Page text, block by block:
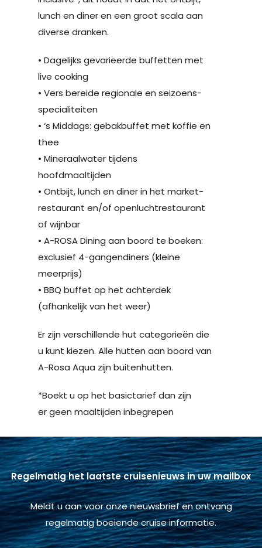
• Ontbijt, lunch en diner in het market-
of wijnbar
• A-ROSA Dining aan boord te boeken:
exclusief 4-gangendiners (kleine
meerprijs)
• BBQ buffet op het achterdek
(afhankelijk van het weer)
Er zijn verschillende hut categorieën die
u kunt kiezen. Alle hutten aan boord van
A-Rosa Aqua zijn buitenhutten.
*Boekt u op het basictarief dan zijn
er geen maaltijden inbegrepen
Regelmatig het laatste cruisenieuws in uw mailbox
Meldt u aan voor onze nieuwsbrief en ontvang
regelmatig boeiende cruise informatie.
Officieel partner van
Holland America Line